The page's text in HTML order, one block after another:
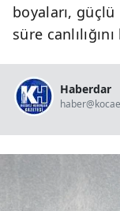
boyaları, güçlü
süre
Haberdar